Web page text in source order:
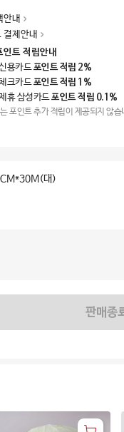
안내
결제안내
인트 적립안내
용카드포인트 적립 2%
크카드포인트 적립 1%
휴 삼성카드포인트 적립 0.1%
포인트 추가 적립이 제공되지 않습
대)
판매종